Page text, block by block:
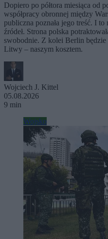
Dopiero po półtora miesiąca od
współpracy obronnej między
publiczna poznała jego treść. I
źródeł. Strona polska
swobodnie. Z kolei Berlin
Litwy – naszym kosztem.
Wojciech J. Kittel
05.08.2026
9 min
Wojsko